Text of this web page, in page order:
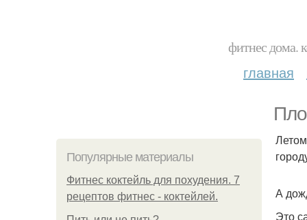
фитнес дома.
главная
Популярные материалы
Фитнес коктейль для похудения. 7
рецептов фитнес - коктейлей.
А
Это